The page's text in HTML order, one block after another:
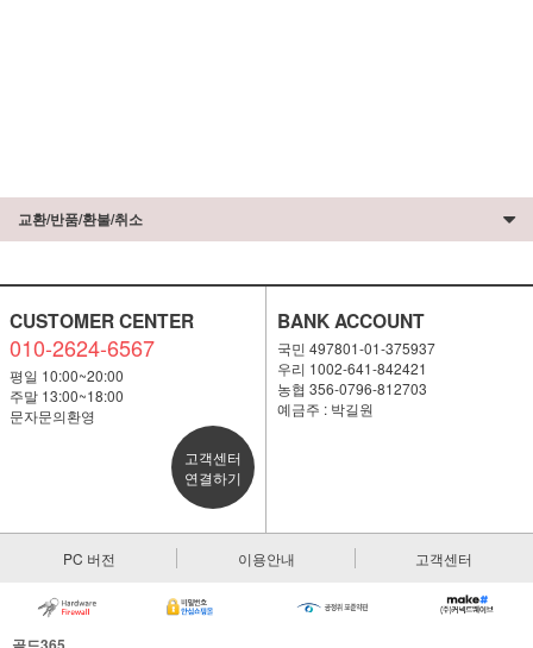
교환/반품/환불/취소
CUSTOMER CENTER
010-2624-6567
평일 10:00~20:00
주말 13:00~18:00
문자문의환영
고객센터
연결하기
BANK ACCOUNT
국민 497801-01-375937
우리 1002-641-842421
농협 356-0796-812703
예금주 : 박길원
PC 버전 이용안내 고객센터